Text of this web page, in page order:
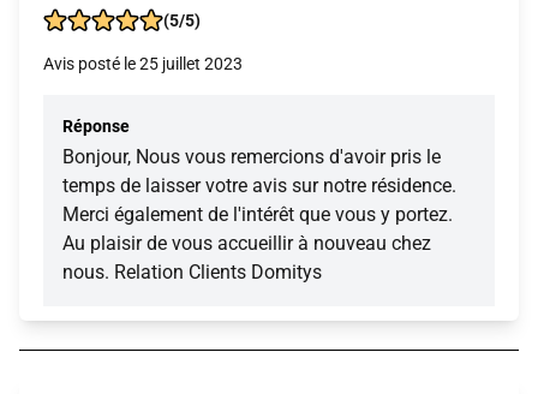
(5/5)
Avis posté le 25 juillet 2023
Réponse
Bonjour, Nous vous remercions d'avoir pris le
temps de laisser votre avis sur notre résidence.
Merci également de l'intérêt que vous y portez.
Au plaisir de vous accueillir à nouveau chez
nous. Relation Clients Domitys